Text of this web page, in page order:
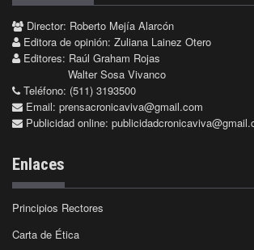
Director: Roberto Mejía Alarcón
Editora de opinión: Zuliana Lainez Otero
Editores: Raúl Graham Rojas
Walter Sosa Vivanco
Teléfono: (511) 3193500
Email: prensacronicaviva@gmail.com
Publicidad online:
Enlaces
Principios Rectores
Carta de Ética